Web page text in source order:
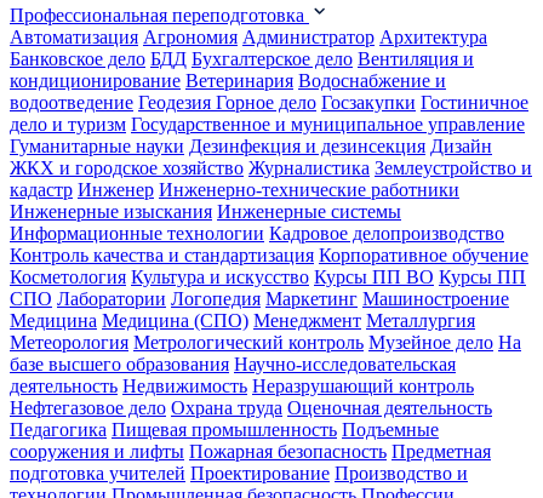
Профессиональная переподготовка
Автоматизация Агрономия Администратор Архитектура
Банковское дело БДД Бухгалтерское дело Вентиляция и
кондиционирование Ветеринария Водоснабжение и
водоотведение Геодезия Горное дело Госзакупки Гостиничное
дело и туризм Государственное и муниципальное управление
Гуманитарные науки Дезинфекция и дезинсекция Дизайн
ЖКХ и городское хозяйство Журналистика Землеустройство и
кадастр Инженер Инженерно-технические работники
Инженерные изыскания Инженерные системы
Информационные технологии Кадровое делопроизводство
Контроль качества и стандартизация Корпоративное обучение
Косметология Культура и искусство Курсы ПП ВО Курсы ПП
СПО Лаборатории Логопедия Маркетинг Машиностроение
Медицина Медицина (СПО) Менеджмент Металлургия
Метеорология Метрологический контроль Музейное дело На
базе высшего образования Научно-исследовательская
деятельность Недвижимость Неразрушающий контроль
Нефтегазовое дело Охрана труда Оценочная деятельность
Педагогика Пищевая промышленность Подъемные
сооружения и лифты Пожарная безопасность Предметная
подготовка учителей Проектирование Производство и